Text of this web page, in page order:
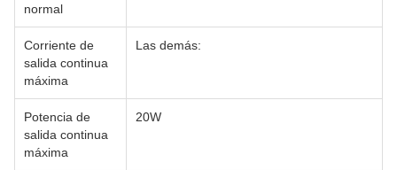
normal
Corriente de
salida continua
máxima
Las demás:
Potencia de
salida continua
máxima
20W